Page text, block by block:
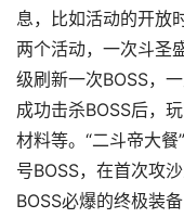
息，比如活动的开放
两个活动，一次斗圣
级刷新一次BOSS，
成功击杀BOSS后，
材料等。“二斗帝大
号BOSS，在首次攻
BOSS必爆的终极装